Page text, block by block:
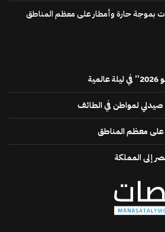
بموجة حارة وأمطار على معظم المناطق
صيدلي لمواطن في الطائف
على معظم المناطق